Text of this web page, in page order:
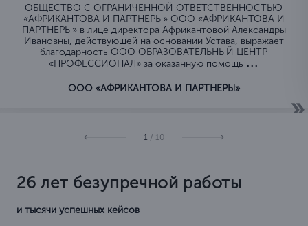
ОБЩЕСТВО C ОГРАНИЧЕННОЙ ОТВЕТСТВЕННОСТЬЮ
«АФРИКАНТОВА И ПАРТНЕРЫ» ООО «АФРИКАНТОВА И
ПАРТНЕРЫ» в лице директора Африкантовой Александры
Ивановны, действующей на основании Устава, выражает
благодарность ООО ОБРАЗОВАТЕЛЬНЫЙ ЦЕНТР
«ПРОФЕССИОНАЛ» за оказанную помощь ...
ООО «АФРИКАНТОВА И ПАРТНЕРЫ»
1 / 10
26 лет безупречной работы
и тысячи успешных кейсов